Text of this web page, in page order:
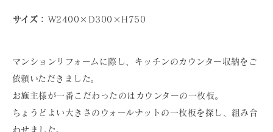
サイズ： W2400×D300×H750
マンションリフォームに際し、キッチンのカウンター収納をご
依頼いただきました。
お施主様が一番こだわったのはカウンターの一枚板。
ちょうどよい大きさのウォールナットの一枚板を探し、組み合
わせました。